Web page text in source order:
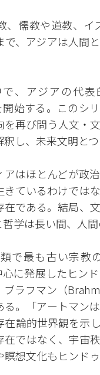
、儒教や道教、
で、アジアは人間
、アジアの代
始する。このシ
を再び問う人文・
し、未来文明と
アはほとんどが政
ているわけでは
である。結局、
学は長い間、人
で最も古い宗教
心に発展したヒン
ラフマン（
る。「アートマン
論的世界観を示
在ではなく、宇宙
瞑想文化もヒンド